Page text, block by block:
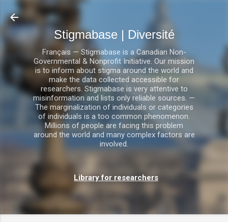
Stigmabase | Diversité
Français — Stigmabase is a Canadian Non-
Governmental & Nonprofit Initiative. Our mission
is to inform about stigma around the world and
make the data collected accessible for
researchers. Stigmabase is very attentive to
misinformation and lists only reliable sources. —
The marginalization of individuals or categories
of individuals is a too common phenomenon.
Millions of people are facing this problem
around the world and many complex factors are
involved.
Library for researchers